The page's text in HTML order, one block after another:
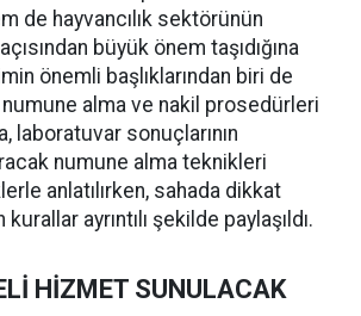
de hayvancılık sektörünün
büyük önem taşıdığına
önemli başlıklarından biri de
alma ve nakil prosedürleri
laboratuvar sonuçlarının
numune alma teknikleri
anlatılırken, sahada dikkat
ayrıntılı şekilde paylaşıldı.
HİZMET SUNULACAK